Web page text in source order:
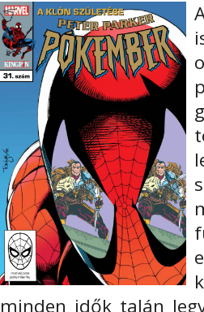
minden idők talán